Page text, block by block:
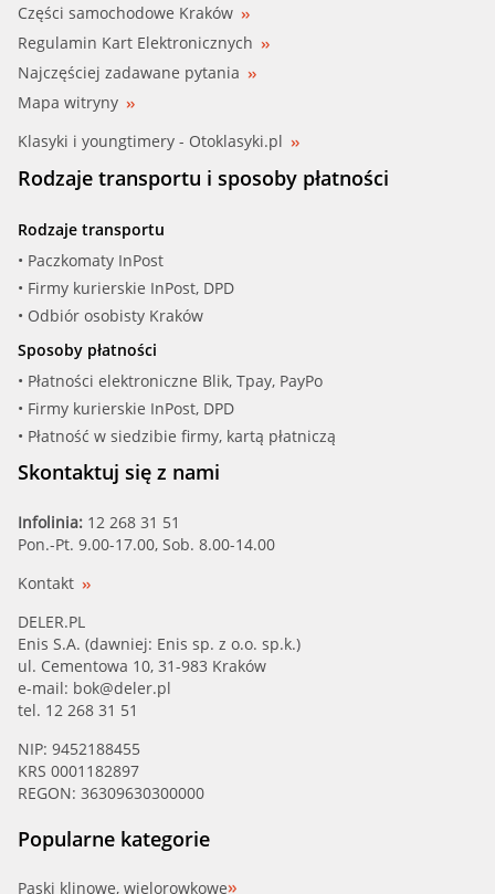
Części samochodowe Kraków
Regulamin Kart Elektronicznych
Najczęściej zadawane pytania
Mapa witryny
Klasyki i youngtimery - Otoklasyki.pl
Rodzaje transportu i sposoby płatności
Rodzaje transportu
• Paczkomaty InPost
• Firmy kurierskie InPost, DPD
• Odbiór osobisty Kraków
Sposoby płatności
• Płatności elektroniczne Blik, Tpay, PayPo
• Firmy kurierskie InPost, DPD
• Płatność w siedzibie firmy, kartą płatniczą
Skontaktuj się z nami
Infolinia: 12 268 31 51
Pon.-Pt. 9.00-17.00, Sob. 8.00-14.00
Kontakt
DELER.PL
Enis S.A. (dawniej: Enis sp. z o.o. sp.k.)
ul. Cementowa 10, 31-983 Kraków
e-mail: bok@deler.pl
tel. 12 268 31 51
NIP: 9452188455
KRS 0001182897
REGON: 36309630300000
Popularne kategorie
Paski klinowe, wielorowkowe